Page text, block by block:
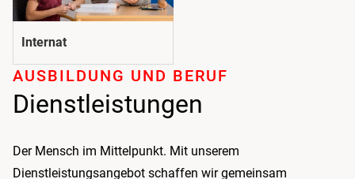
Internat
Dienstleistungen
AUSBILDUNG UND BERUF
Der Mensch im Mittelpunkt. Mit unserem
Dienstleistungsangebot schaffen wir gemeinsam